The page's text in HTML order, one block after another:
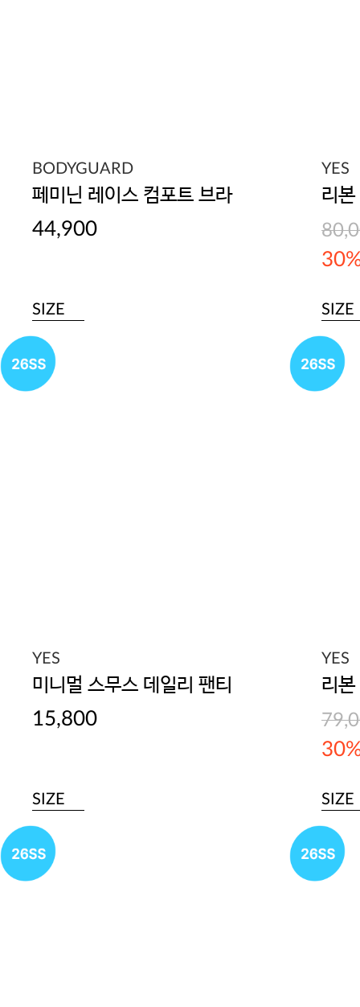
BODYGUARD
페미닌 레이스 컴포트 브라
44,900
SIZE
YES
SIZE
YES
미니멀 스무스 데일리 팬티
15,800
SIZE
YES
리본
SIZE